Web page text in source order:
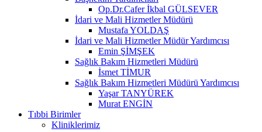
Op.Dr.Cafer İkbal GÜLSEVER
İdari ve Mali Hizmetler Müdürü
Mustafa YOLDAŞ
İdari ve Mali Hizmetler Müdür Yardımcısı
Emin ŞİMŞEK
Sağlık Bakım Hizmetleri Müdürü
İsmet TİMUR
Sağlık Bakım Hizmetleri Müdürü Yardımcısı
Yaşar TANYÜREK
Murat ENGİN
Tıbbi Birimler
Kliniklerimiz